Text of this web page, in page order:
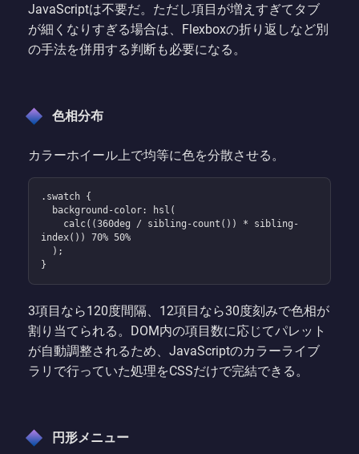
JavaScriptは不要だ。ただし項目が増えすぎてタブ
が細くなりすぎる場合は、Flexboxの折り返しなど別
の手法を併用する判断も必要になる。
色相分布
カラーホイール上で均等に色を分散させる。
.swatch {
index()) 70% 50%
}
3項目なら120度間隔、12項目なら30度刻みで色相が
割り当てられる。DOM内の項目数に応じてパレット
が自動調整されるため、JavaScriptのカラーライブ
ラリで行っていた処理をCSSだけで完結できる。
円形メニュー